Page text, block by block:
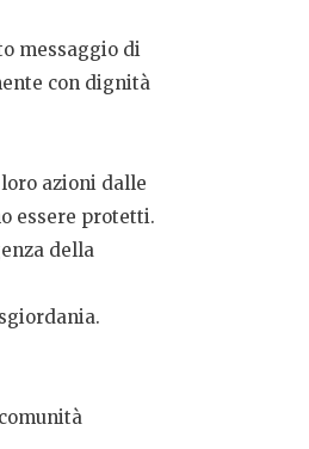
messaggio di
con dignità
azioni dalle
essere protetti.
della